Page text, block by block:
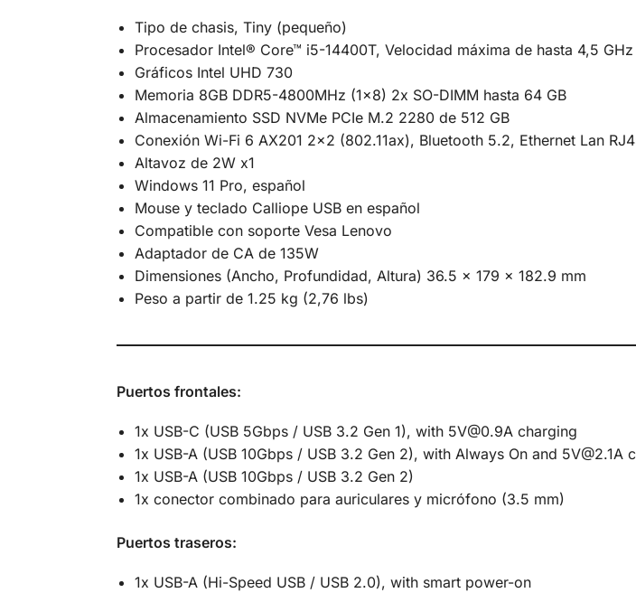
Tipo de chasis, Tiny (pequeño)
Procesador Intel® Core™ i5-14400T, Velocidad máxima de hasta 4,5
Gráficos Intel UHD 730
Memoria 8GB DDR5-4800MHz (1×8) 2x SO-DIMM hasta 64 GB
Almacenamiento SSD NVMe PCIe M.2 2280 de 512 GB
Conexión Wi-Fi 6 AX201 2×2 (802.11ax), Bluetooth 5.2, Ethernet Lan
Altavoz de 2W x1
Windows 11 Pro, español
Mouse y teclado Calliope USB en español
Compatible con soporte Vesa Lenovo
Adaptador de CA de 135W
Dimensiones (Ancho, Profundidad, Altura) 36.5 x 179 x 182.9 mm
Peso a partir de 1.25 kg (2,76 lbs)
Puertos frontales:
1x USB-C (USB 5Gbps / USB 3.2 Gen 1), with 5V@0.9A charging
1x USB-A (USB 10Gbps / USB 3.2 Gen 2), with Always On and 5V@2.1A
1x USB-A (USB 10Gbps / USB 3.2 Gen 2)
1x conector combinado para auriculares y micrófono (3.5 mm)
Puertos traseros:
1x USB-A (Hi-Speed USB / USB 2.0), with smart power-on